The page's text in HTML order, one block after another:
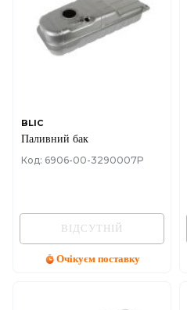
BLIC
Паливний бак
Код: 6906-00-3290007P
ВІДСУТНІЙ
Очікуєм поставку